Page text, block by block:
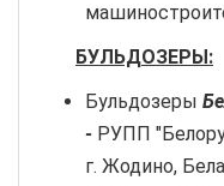
БУЛЬДОЗЕРЫ:
Бульдозеры
- РУПП
г. Жодино,